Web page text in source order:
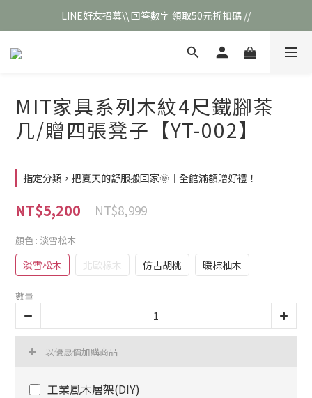
\\新會員註冊// 贈100元購物金❣️
LINE好友招募\\ 回答數字 領取50元折扣碼 //
\\新會員註冊// 贈100元購物金❣️
MIT家具系列木紋4尺鐵腳茶
几/贈四張凳子【YT-002】
指定分類，把夏天的舒服搬回家🌞｜全館滿額贈好禮！
NT$5,200 NT$8,999
顏色 : 淡雪松木
淡雪松木 北歐橡木 仿古胡桃 暖棕柚木
數量
以優惠價加購商品
工業風木層架(DIY)